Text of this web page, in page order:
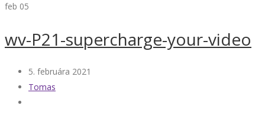
feb 05
wv-P21-supercharge-your-video
5. februára 2021
Tomas